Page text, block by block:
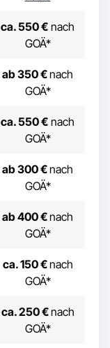
ca. 550 € nach
GOÄ*
ab 350 €nach
GOÄ*
ca. 550 € nach
GOÄ*
ab 300 €nach
GOÄ*
ab 400 €nach
GOÄ*
ca. 150 €nach
GOÄ*
ca. 250 €nach
GOÄ*